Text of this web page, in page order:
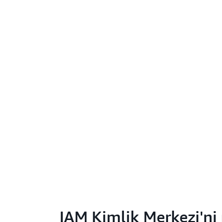
IAM Kimlik Merkezi'ni